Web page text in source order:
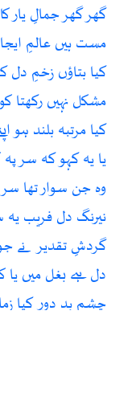
گھر گھر جمالِ یار
مست ہیں عالمِ
کیا بتاؤں زخمِ دل
مشکل نہیں رکھتا
کیا مرتبہ بلند ہو
یا یہ کہو کہ سر
وہ جن سوار تھا
نیرنگ دل فریب
گردشِ تقدیر نے
دل ہے بغل میں یا
چشمِ بد دور کیا